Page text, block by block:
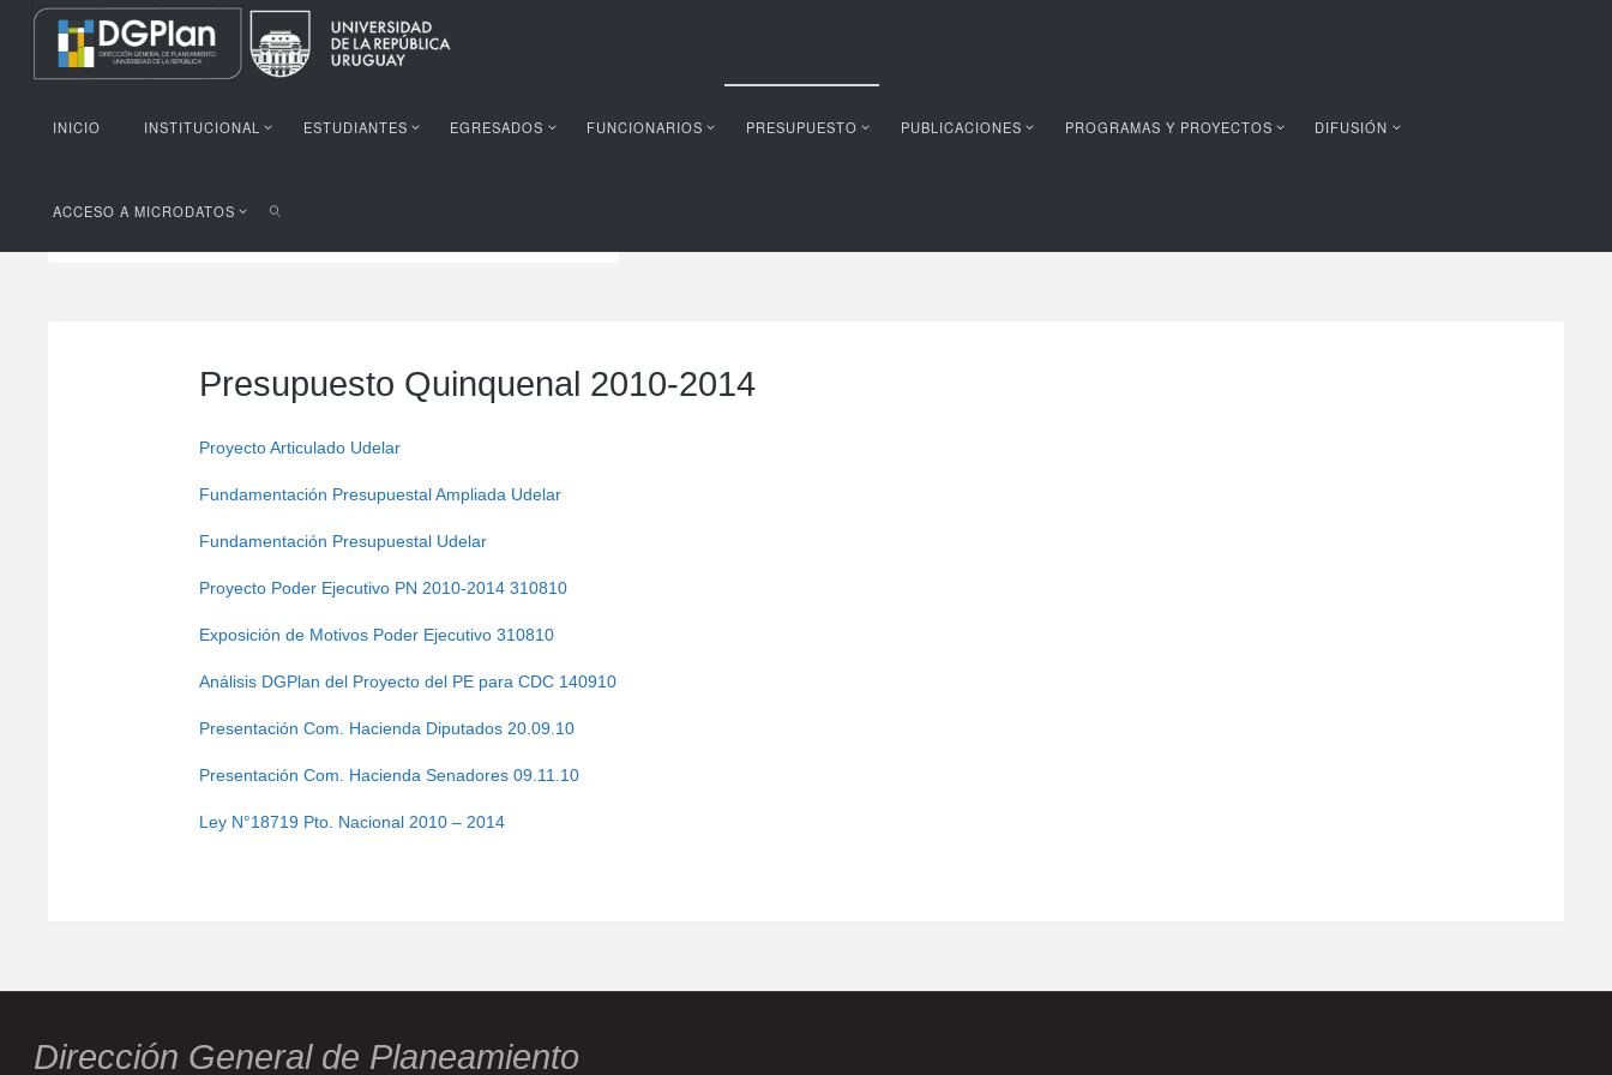
INICIO INSTITUCIONAL ESTUDIANTES EGRESADOS FUNCIONARIOS PRESUPUESTO PUBLICACIONES PROGRAMAS Y PROYECTOS DIFUSIÓN
ACCESO A MICRODATOS
Presupuesto Quinquenal 2010-2014
Proyecto Articulado Udelar
Fundamentación Presupuestal Ampliada Udelar
Fundamentación Presupuestal Udelar
Proyecto Poder Ejecutivo PN 2010-2014 310810
Exposición de Motivos Poder Ejecutivo 310810
Análisis DGPlan del Proyecto del PE para CDC 140910
Presentación Com. Hacienda Diputados 20.09.10
Presentación Com. Hacienda Senadores 09.11.10
Ley N°18719 Pto. Nacional 2010 – 2014
Dirección General de Planeamiento